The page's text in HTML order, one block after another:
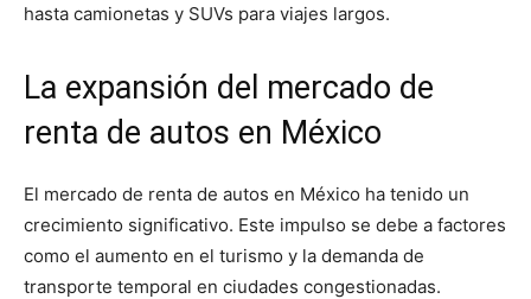
hasta camionetas y SUVs para viajes largos.
La expansión del mercado de
renta de autos en México
El mercado de renta de autos en México ha tenido un
crecimiento significativo. Este impulso se debe a factores
como el aumento en el turismo y la demanda de
transporte temporal en ciudades congestionadas.